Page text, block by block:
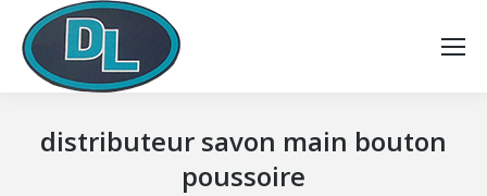
distributeur savon main bouton
poussoire